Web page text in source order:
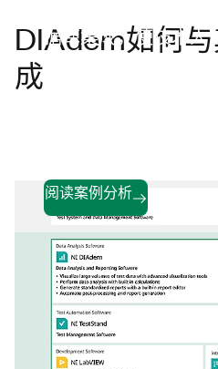
据库集成，使技术人
缝协作。该方法减
阅读案例分析
DIAdem如何
成